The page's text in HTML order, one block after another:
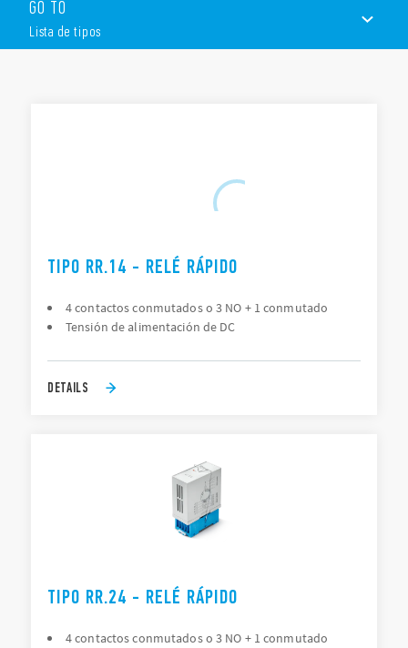
Tensión de alimentación de DC
Tiempo de intervención <3 ms
LED para alimentación de bobina
GO TO
Lista de tipos
TIPO RR.14 - RELÉ RÁPIDO
4 contactos conmutados o 3 NO + 1 conmutado
Tensión de alimentación de DC
DETAILS
TIPO RR.24 - RELÉ RÁPIDO
4 contactos conmutados o 3 NO + 1 conmutado